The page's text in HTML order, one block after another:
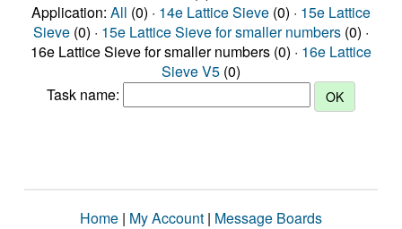
Application: All (0) · 14e Lattice Sieve (0) · 15e Lattice
Sieve (0) · 15e Lattice Sieve for smaller numbers (0) ·
16e Lattice Sieve for smaller numbers (0) · 16e Lattice
Sieve V5 (0)
Task name:
Home | My Account | Message Boards